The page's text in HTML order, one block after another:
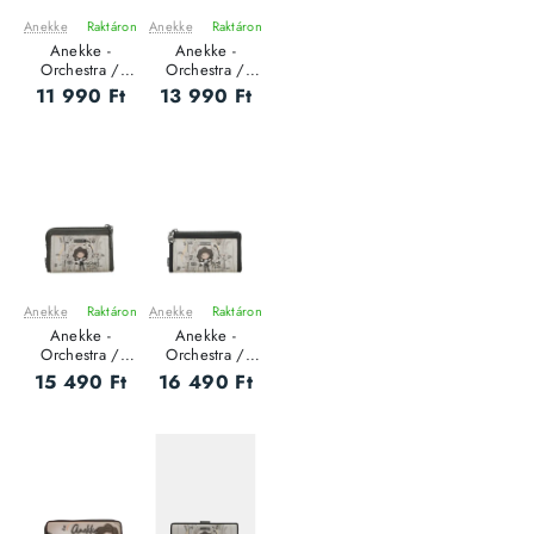
ÚJ
Anekke Raktáron
Anekke -
Orchestra /
RFID - Női
pénztárca - S
11 990 Ft
ÚJ
Anekke Raktáron
Anekke -
Orchestra /
RFID - Női
pénztárca - S
13 990 Ft
ÚJ
Anekke Raktáron
Anekke -
Orchestra /
RFID - Női
pénztárca - M
15 490 Ft
ÚJ
Anekke Raktáron
Anekke -
Orchestra /
RFID - Női
pénztárca
16 490 Ft